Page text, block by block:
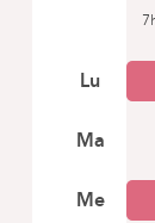
Lu
Ma
Me